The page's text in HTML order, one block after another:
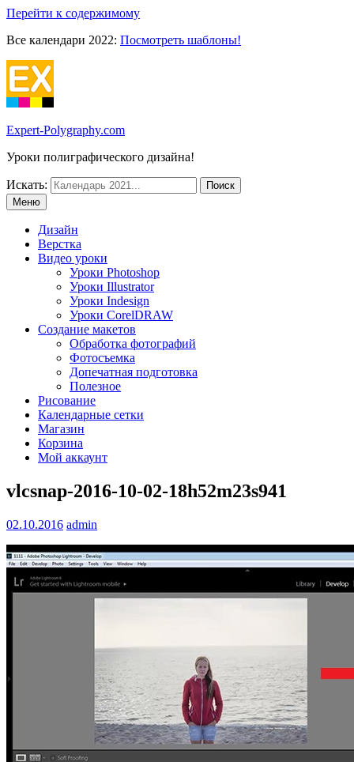
Перейти к содержимому
Все календари 2022: Посмотреть шаблоны!
Expert-Polygraphy.com
Уроки полиграфического дизайна!
Искать:
Меню
Дизайн
Верстка
Видео уроки
Уроки Photoshop
Уроки Illustrator
Уроки Indesign
Уроки CorelDRAW
Создание макетов
Обработка фотографий
Фотосъемка
Допечатная подготовка
Полезное
Рисование
Календарные сетки
Магазин
Корзина
Мой аккаунт
vlcsnap-2016-10-02-18h52m23s941
02.10.2016 admin